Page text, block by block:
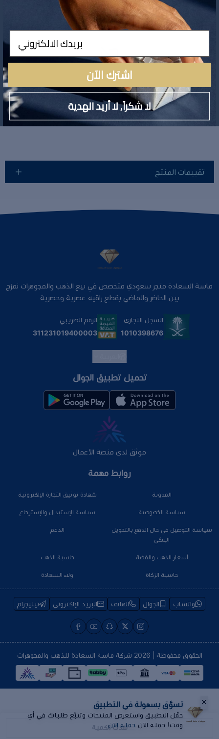
نفدت الكمية
لا توجد تفاصيل لهذا المنتج
تقييمات المنتج
روابط مهمة
المدونة شهادة توثيق التجارة الإلكترونية
سياسة الخصوصية سياسة الإستبدال والإسترجاع
سياسة التوصيل في حال الدفع بالتحويل
البنكي
الدعم
أسعار الذهب والفضة حاسبة الذهب
حاسبة الزكاة ولاء السعادة
ماسة السعادة متجر سعودي متخصص في بيع الذهب والمجوهرات نمزج
بين الحاضر والماضي بقطع راقيه عصرية وحصرية
السجل التجاري
1010398676
الرقم الضريبي
311231019400003
تحميل تطبيق الجوال
موثق لدى منصة الأعمال
واتساب الجوال الهاتف البريد الإلكتروني تيليجرام
الحقوق محفوظة | 2026 شركة ماسة السعادة للذهب والمجوهرات
تسوَّق بسهولة في التطبيق
حمِّل التطبيق واستعرض المنتجات وتتبّع طلباتك في أي
وقت! حمله الآن حمله الآن
ادخال
اشترك الآن
لا شكراً, لا أريد الهدية